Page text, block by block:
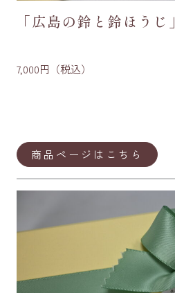
「広島の鈴と鈴ほうじ」
7,000円（税込）
商品ページはこちら